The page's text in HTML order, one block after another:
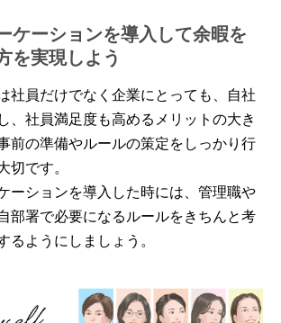
ケーションを導入して余暇を
を実現しよう
社員だけでなく企業にとっても、自社
、社員満足度も高めるメリットの大き
前の準備やルールの策定をしっかり行
です。
ーションを導入した時には、管理職や
部署で必要になるルールをきちんと考
るようにしましょう。